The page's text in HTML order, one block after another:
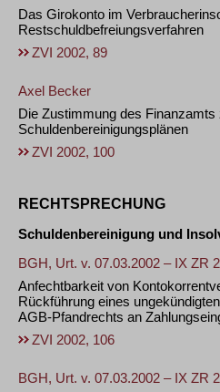
Das Girokonto im
Restschuldbefreiungsverfahren
ZVI 2002, 89
Axel Becker
Die Zustimmung des
Schuldenbereinigungsplänen
ZVI 2002, 100
RECHTSPRECHUNG
Schuldenbereinigung und
BGH, Urt. v. 07.03.2002 – IX ZR
Anfechtbarkeit von
Rückführung eines
AGB-Pfandrechts an
ZVI 2002, 106
BGH, Urt. v. 07.03.2002 – IX ZR